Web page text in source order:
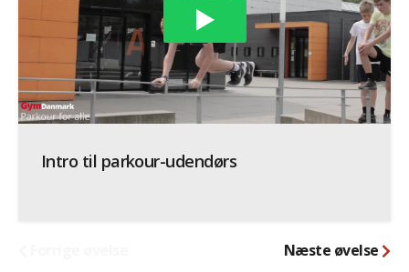
Intro til parkour-udendørs
Næste øvelse